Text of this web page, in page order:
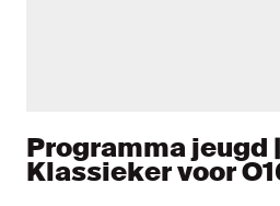
Programma jeugd
Klassieker voor